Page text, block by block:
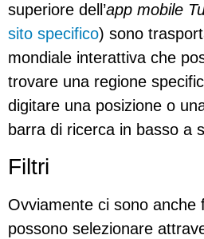
superiore dell’app mobile
sito specifico) sono
mondiale interattiva che
trovare una regione
digitare una posizione o
barra di ricerca in basso a
Filtri
Ovviamente ci sono anche
possono selezionare